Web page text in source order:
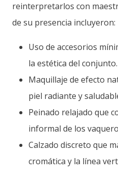
reinterpretarlos con
de su presencia incluyeron:
Uso de accesorios
la estética del conjunto.
Maquillaje de efecto
piel radiante y
Peinado relajado que
informal de los
Calzado discreto que
cromática y la línea